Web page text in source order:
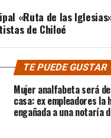
«Ruta de las
de Chiloé
TE PUEDE GUSTAR
Mujer analfabeta será
casa: ex empleadores la
engañada a una notaría